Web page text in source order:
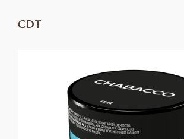
CDT